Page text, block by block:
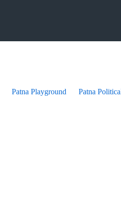
Patna Playground Patna